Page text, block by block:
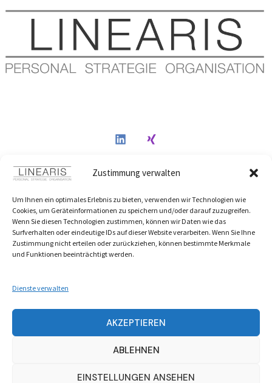
Zustimmung verwalten
Um Ihnen ein optimales Erlebnis zu bieten, verwenden wir Technologien wie
Cookies, um Geräteinformationen zu speichern und/oder darauf zuzugreifen.
Wenn Sie diesen Technologien zustimmen, können wir Daten wie das
Surfverhalten oder eindeutige IDs auf dieser Website verarbeiten. Wenn Sie Ihne
Zustimmung nicht erteilen oder zurückziehen, können bestimmte Merkmale
und Funktionen beeinträchtigt werden.
Dienste verwalten
AKZEPTIEREN
ABLEHNEN
EINSTELLUNGEN ANSEHEN